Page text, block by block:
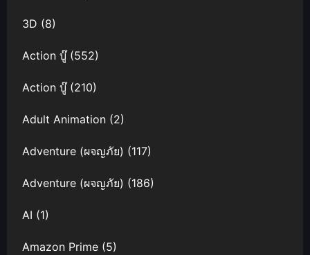
3D (8)
Action บู๊(552)
Action บู๊(210)
Adult Animation (2)
Adventure (ผจญภัย) (117)
Adventure (ผจญภัย) (186)
AI (1)
Amazon Prime (5)